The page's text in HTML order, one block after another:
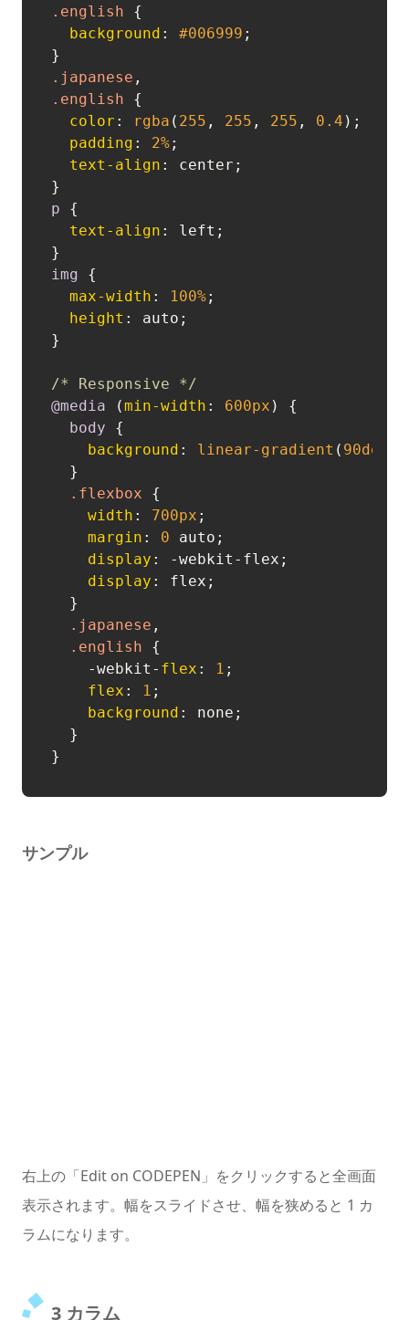
.english {
background : #006999 ;
.japanese
.english {
color : rgba ( 255 , 255 , 255 , 0.4 );
padding : 2%;
text-align : center;
p {
text-align : left;
img {
max-width : 100%;
height : auto;
}
/* Responsive */
@media (min-width : 600px ) {
body {
background : linear-gradient ( 90deg
  }
.flexbox {
width : 700px ;
margin : 0 auto;
display : -webkit-flex;
display : flex;
  }
.japanese ,
.english {
    -webkit-
flex : 1 ;
flex : 1 ;
background : none;
  }
サンプル
右上の「Edit on CODEPEN」をクリックすると全画面
表示されます。幅をスライドさせ、幅を狭めると 1 カ
ラムになります。
3 カラム